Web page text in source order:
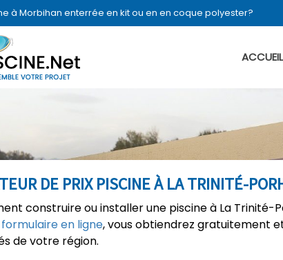
à Morbihan enterrée en kit ou en en coque polyester?
ACCUEIL
DE PRIX PISCINE À LA TRINITÉ-
construire ou installer une piscine à La Trinité-
formulaire en ligne, vous obtiendrez gratuitement
de votre région.